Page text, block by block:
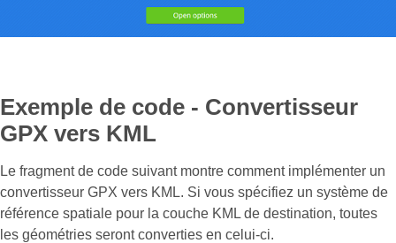
Exemple de code - Convertisseur
GPX vers KML
Le fragment de code suivant montre comment implémenter un
convertisseur GPX vers KML. Si vous spécifiez un système de
référence spatiale pour la couche KML de destination, toutes
les géométries seront converties en celui-ci.